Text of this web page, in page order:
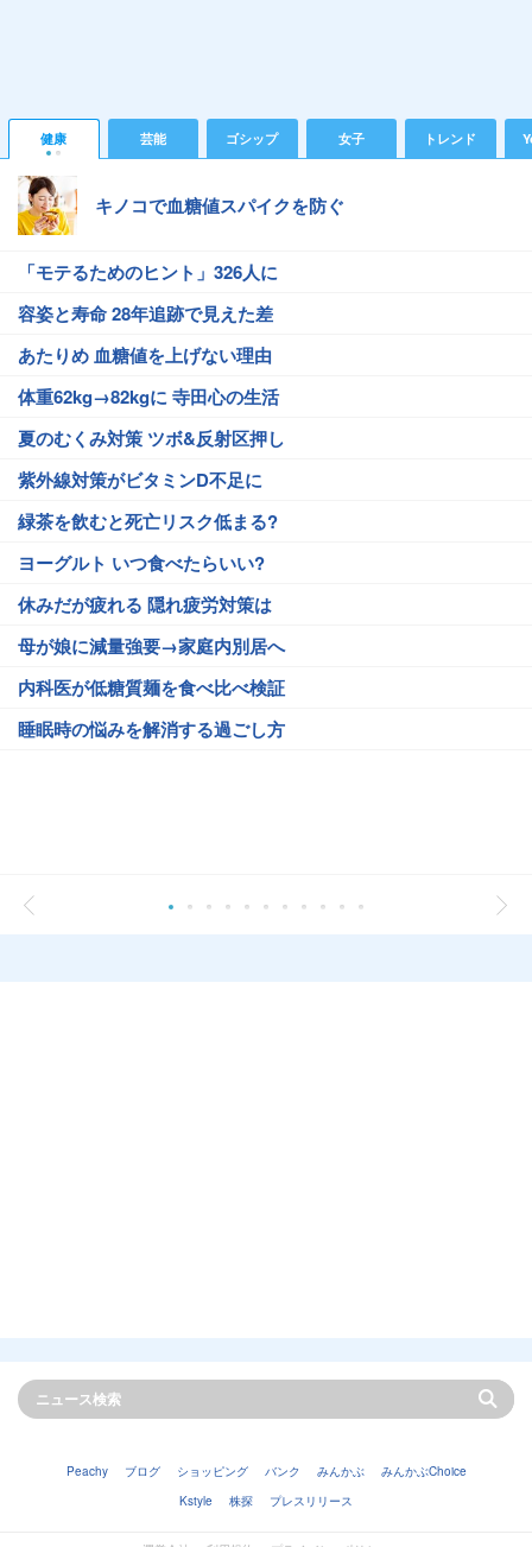
健康 芸能 ゴシップ 女子 トレンド
キノコで血糖値スパイクを防ぐ
「モテるためのヒント」326人に
容姿と寿命 28年追跡で見えた差
あたりめ 血糖値を上げない理由
体重62kg→82kgに 寺田心の生活
夏のむくみ対策 ツボ&反射区押し
紫外線対策がビタミンD不足に
緑茶を飲むと死亡リスク低まる?
ヨーグルト いつ食べたらいい?
休みだが疲れる 隠れ疲労対策は
母が娘に減量強要→家庭内別居へ
内科医が低糖質麺を食べ比べ検証
睡眠時の悩みを解消する過ごし方
Peachy ブログ ショッピング バンク みんかぶ
みんかぶChoice
Kstyle
株探 プレスリリース